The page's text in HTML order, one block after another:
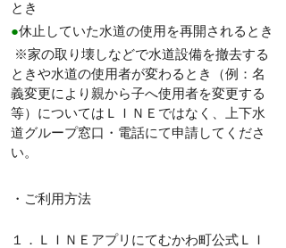
とき
●休止していた水道の使用を再開されるとき
※家の取り壊しなどで水道設備を撤去する
ときや水道の使用者が変わるとき（例：名
義変更により親から子へ使用者を変更する
等）についてはＬＩＮＥではなく、上下水
道グループ窓口・電話にて申請してくださ
い。
・ご利用方法
１．ＬＩＮＥアプリにてむかわ町公式ＬＩ